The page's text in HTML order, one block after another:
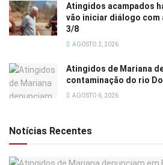
Atingidos acampados
vão iniciar diálogo com
3/8
AGOSTO 2, 2026
Atingidos de Mariana
contaminação do rio
AGOSTO 6, 2026
Notícias Recentes